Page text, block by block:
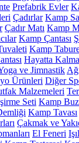
Prefabrik Evler
Çadırlar Kamp
Çadır Matı Kamp
Kamp Çantası
Kamp
Hayatta
ve Jimnastik
Ürünleri Diğer
Malzemeleri
Seti Kamp
Kamp Tavası
Çakmak ve
El Feneri